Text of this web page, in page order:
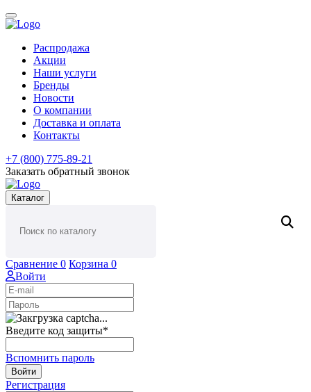
Распродажа
Акции
Наши услуги
Бренды
Новости
О компании
Доставка и оплата
Контакты
+7 (800) 775-89-21
Заказать обратный звонок
Каталог
Сравнение 0 Корзина 0
Войти
Введите код защиты*
Вспомнить пароль
Войти
Регистрация